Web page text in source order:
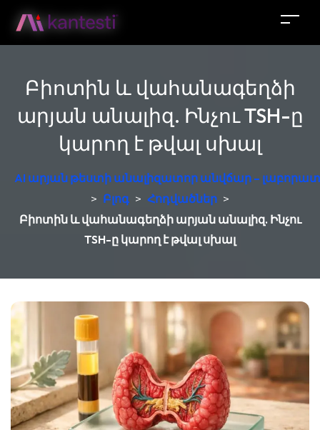
Բիոտին և վահանագեղձի
արյան անալիզ. Ինչու TSH-ը
կարող է թվալ սխալ
AI արյան թեստի անալիզատոր անվճար –
> Բլոգ > Հոդվածներ >
Բիոտին և վահանագեղձի արյան անալիզ. Ինչու
TSH-ը կարող է թվալ սխալ